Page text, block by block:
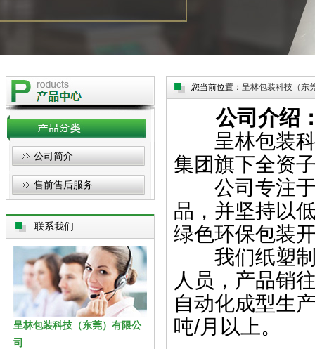
公司简介
售前售后服务
联系我们
呈林包装科技（东莞）有限公
司
您当前位置： 呈林包装科技（东
公司介绍
呈林包装科
集团旗下全资
公司专注于
品，并坚持以
绿色环保包装
我们纸塑制
人员，产品销
自动化成型生
吨/月以上。